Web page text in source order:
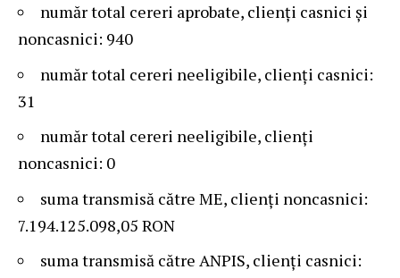
număr total cereri aprobate, clienți casnici și
noncasnici: 940
număr total cereri neeligibile, clienți casnici:
31
număr total cereri neeligibile, clienți
noncasnici: 0
suma transmisă către ME, clienți noncasnici:
7.194.125.098,05 RON
suma transmisă către ANPIS, clienți casnici: